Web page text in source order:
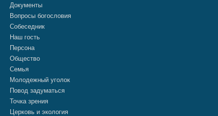
Документы
Вопросы богословия
Собеседник
Наш гость
Персона
Общество
Семья
Молодежный уголок
Повод задуматься
Точка зрения
Церковь и экология